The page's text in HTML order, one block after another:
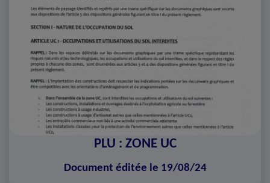
PLU : ZONE UC
Document éditée le 19/08/24